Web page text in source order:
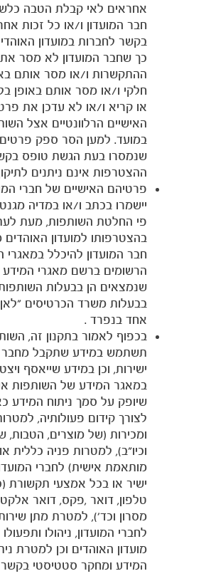
אחראים לאי קבלת הטבה
חבר המועדון ו/או כל זכות
בקשר לחברות במועדון
כך שחבר המועדון לא מסר
ההתקשרות ו/או מסר אותם
חלקי ו/או מסר אותם באופן
או קריא ו/או לא עדכן את
האישיים הרלוונטיים אצל
במועד. למען הסר ספק פרטים
שנמסרו בעת הגשת טופס
ההצטרפות אינם ניתנים
פרטיהם האישיים של חברי
יישמרו בכתב ו/או במדיה
פי החלטת השותפות, מעת
בהצטרפותו למועדון האוהדים
חבר המועדון להיכלל במאגרי
הרשומים ברשם מאגרי המידע
שנמצאים הן בבעלות השותפות
בבעלות משרד הכרטיסים
אחד בנפרד .
בכפוף לאמור בתקנון זה,
תשתמש במידע שתקבל מחבר
ישירות, וכן במידע שייאסף
במאגר המידע של השותפות
שיופק על סמך ניתוח המידע
לצורך קידום פעולותיה,
ומכירות (של מוצרים, הטבות,
וכיו"ב), למטרות פניה כללית או
מותאמת אישית) לחברי
ישיר או בכל אמצעי תקשורת
טלפון, דואר ,פקס, דואר
מסרון וכד'), למטרת מתן
לחברי המועדון, ניהולו
מועדון האוהדים וכן למטרת
המידע ומחקר סטטיסטי בקשר